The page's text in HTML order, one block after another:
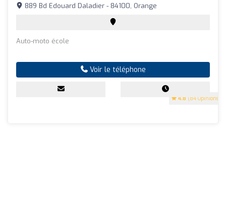
4.8 (84 Opinions)
889 Bd Edouard Daladier - 84100, Orange
Auto-moto école
Voir le téléphone